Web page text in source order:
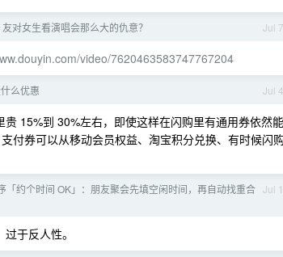
Jul 7
对女生看演唱会那么大的仇意？
video/7620463583747767204
Jul 4
么优惠
15%到 30%左右，即使这样在闪购里有通用券依然能
付券可以从移动会员权益、淘宝积分兑换、有时候闪
Jul 1
「约个时间 OK」：朋友聚会先填空闲时间，再自动找重合
于反人性。